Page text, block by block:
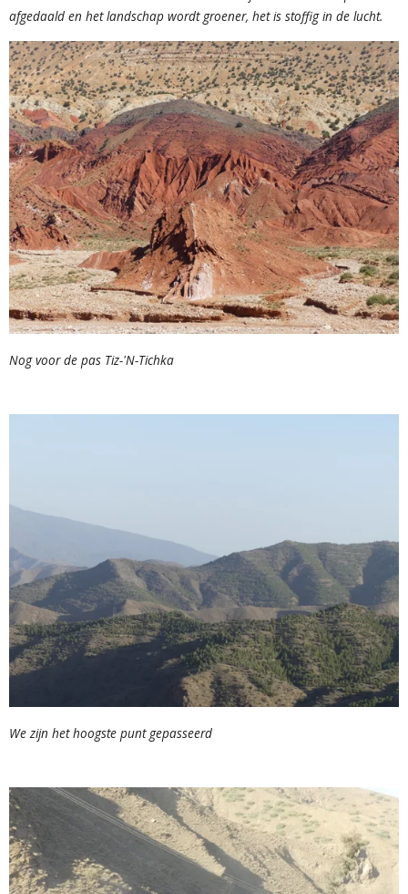
afgedaald en het landschap wordt groener, het is stoffig in de lucht.
Nog voor de pas Tiz-'N-Tichka
We zijn het hoogste punt gepasseerd